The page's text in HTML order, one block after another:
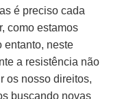
é preciso cada
como estamos
entanto, neste
a resistência não
os nosso direitos,
buscando novas